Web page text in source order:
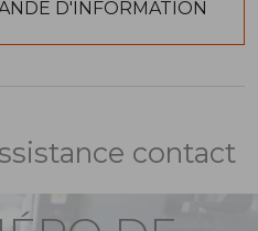
contact